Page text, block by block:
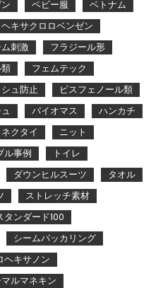
ベビー服
ベトナム
ヘキサクロロベンゼン
刺激
フラジール形
フェムテック
ュ防止
ビスフェノール類
バイオマス
ハンカチ
ネクタイ
ニット
ル事例
トイレ
ダウンヒルスーツ
タオル
ストレッチ素材
タンダード100
シームパッカリング
ヘキサノン
ルマネキン